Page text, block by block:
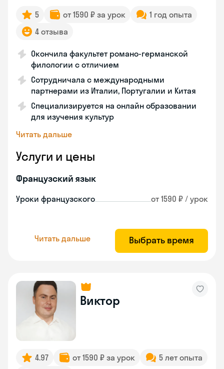
5 от 1590 ₽ за урок
1 год опыта
4 отзыва
Окончила факультет романо-германской
филологии с отличием
Сотрудничала с международными
партнерами из Италии, Португалии и Китая
Специализируется на онлайн образовании
для изучения культур
Читать дальше
Услуги и цены
Французский язык
Уроки французского от 1590 ₽ / урок
Читать дальше Выбрать время
Виктор
4.97 от 1590 ₽ за урок
5 лет опыта